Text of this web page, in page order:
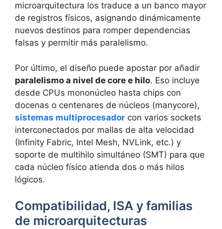
microarquitectura los traduce a un banco mayor
de registros físicos, asignando dinámicamente
nuevos destinos para romper dependencias
falsas y permitir más paralelismo.
Por último, el diseño puede apostar por añadir
paralelismo a nivel de core e hilo. Eso incluye
desde CPUs mononúcleo hasta chips con
docenas o centenares de núcleos (manycore),
sistemas multiprocesador con varios sockets
interconectados por mallas de alta velocidad
(Infinity Fabric, Intel Mesh, NVLink, etc.) y
soporte de multihilo simultáneo (SMT) para que
cada núcleo físico atienda dos o más hilos
lógicos.
Compatibilidad, ISA y familias
de microarquitecturas